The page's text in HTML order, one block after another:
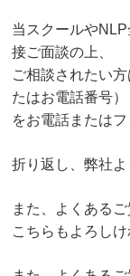
当スクールや
接ご面談の上、
ご相談されたい
たはお電話番号）
をお電話または
折り返し、弊社よ
また、よくある
こちらもよろし